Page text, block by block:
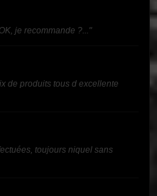
je recommande ?..."
de produits tous d excellente
toujours niquel sans